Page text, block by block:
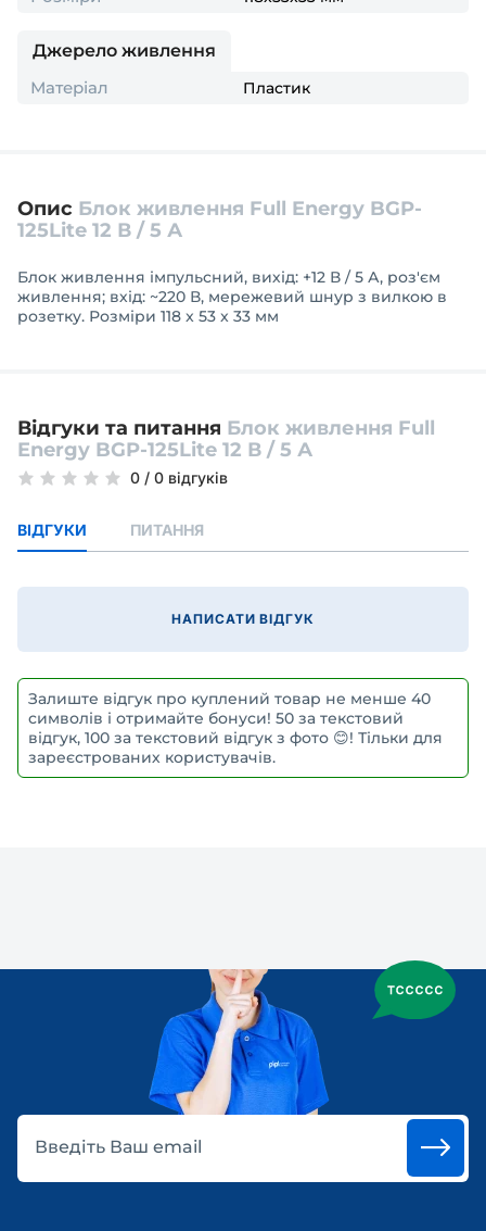
Джерело живлення
Матеріал
Пластик
Опис Блок живлення Full Energy BGP-
125Lite 12 В / 5 А
Блок живлення імпульсний, вихід: +12 В / 5 А, роз'єм
живлення; вхід: ~220 В, мережевий шнур з вилкою в
розетку. Розміри 118 x 53 x 33 мм
Відгуки та питання Блок живлення Full
Energy BGP-125Lite 12 В / 5 А
0 / 0 відгуків
ВІДГУКИ ПИТАННЯ
НАПИСАТИ ВІДГУК
Залиште відгук про куплений товар не менше 40
символів і отримайте бонуси! 50 за текстовий
відгук, 100 за текстовий відгук з фото 😊! Тільки для
зареєстрованих користувачів.
Введіть Ваш email